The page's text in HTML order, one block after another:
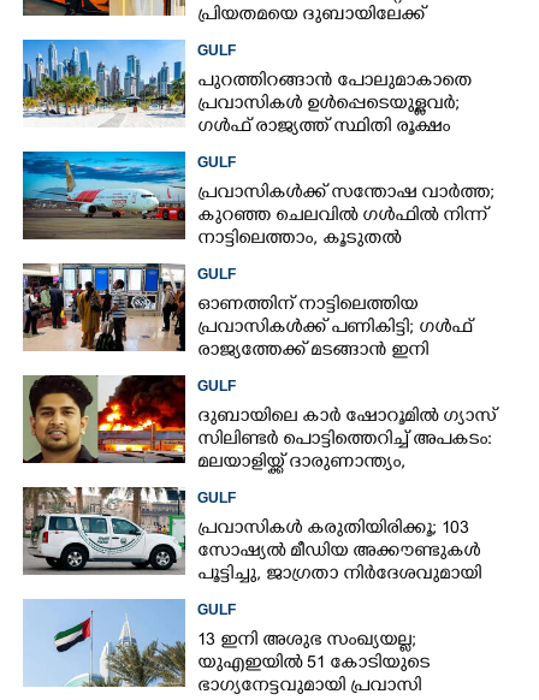
പ്രിയതമയെ ദുബായിലേക്ക്
GULF
പുറത്തിറങ്ങാൻ പോലുമാകാതെ
പ്രവാസികൾ ഉൾപ്പെടെയുള്ളവർ;
ഗൾഫ് രാജ്യത്ത് സ്ഥിതി രൂക്ഷം
GULF
പ്രവാസികൾക്ക് സന്തോഷ വാർത്ത;
കുറഞ്ഞ ചെലവിൽ ഗൾഫിൽ നിന്ന്
നാട്ടിലെത്താം,​ കൂടുതൽ
എക്സ്പ്രസ്
GULF
ഓണത്തിന് നാട്ടിലെത്തിയ
പ്രവാസികൾക്ക് പണികിട്ടി; ഗൾഫ്
രാജ്യത്തേക്ക് മടങ്ങാൻ ഇനി
GULF
ദുബായിലെ കാർ ഷോറൂമിൽ ഗ്യാസ്
സിലിണ്ടർ പൊട്ടിത്തെറിച്ച് അപകടം:
മലയാളിയ്ക്ക് ദാരുണാന്ത്യം,
GULF
പ്രവാസികൾ കരുതിയിരിക്കൂ; 103
സോഷ്യൽ മീഡിയ അക്കൗണ്ടുകൾ
പൂട്ടിച്ചു, ജാഗ്രതാ നിർദേശവുമായി
GULF
13 ഇനി അശുഭ സംഖ്യയല്ല;
യുഎഇയിൽ 51 കോടിയുടെ
ഭാഗ്യനേട്ടവുമായി പ്രവാസി